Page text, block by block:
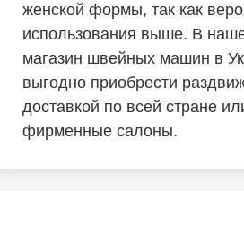
женской формы, так как
использования выше. В
магазин швейных машин в
выгодно приобрести
доставкой по всей стране
фирменные салоны.